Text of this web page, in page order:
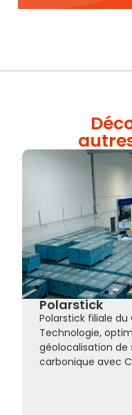
Polarstick
Polarstick filiale
Technologie,
géolocalisation de
carbonique avec